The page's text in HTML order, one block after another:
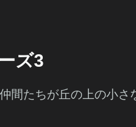
ズ3
間たちが丘の上の小さ